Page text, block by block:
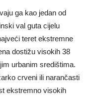
ga kao jedan od
val guta cijelu
teret ekstremne
dostižu visokih 38
urbanim središtima.
crveni ili narančasti
ekstremno visokih